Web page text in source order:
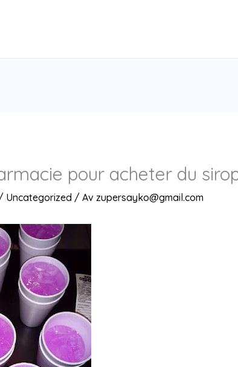
pour acheter du
Uncategorized / Av zupersayko@gmail.com